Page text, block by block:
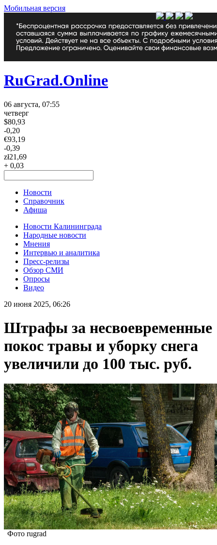
Мобильная версия
RuGrad.Online
06 августа, 07:55
четверг
$80,93
-0,20
€93,19
-0,39
zł21,69
+ 0,03
Новости
Справочник
Афиша
Новости Калининграда
Народные новости
Мнения
Интервью и аналитика
Пресс-релизы
Обзор СМИ
Опросы
Видео
20 июня 2025, 06:26
Штрафы за несвоевременные
покос травы и уборку снега
увеличили до 100 тыс. руб.
Фото rugrad